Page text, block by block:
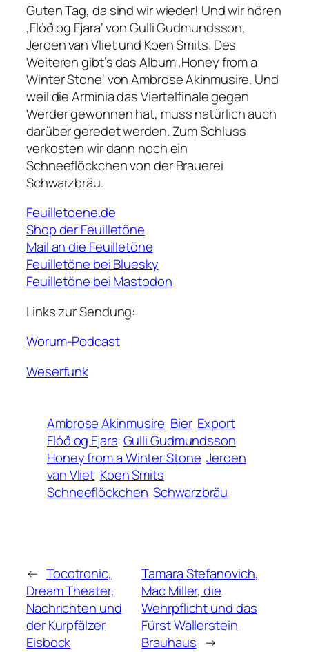
Guten Tag, da sind wir wieder! Und wir hören
‚Flóð og Fjara‘ von Gulli Gudmundsson,
Jeroen van Vliet und Koen Smits. Des
Weiteren gibt’s das Album ‚Honey from a
Winter Stone‘ von Ambrose Akinmusire. Und
weil die Arminia das Viertelfinale gegen
Werder gewonnen hat, muss natürlich auch
darüber geredet werden. Zum Schluss
verkosten wir dann noch ein
Schneeflöckchen von der Brauerei
Schwarzbräu.
Feuilletoene.de
Shop der Feuilletöne
Mail an die Feuilletöne
Feuilletöne bei Bluesky
Feuilletöne bei Mastodon
Links zur Sendung:
Worum-Podcast
Weserfunk
Ambrose Akinmusire Bier Export
Flóð og Fjara Gulli Gudmundsson
Honey from a Winter Stone Jeroen
van Vliet Koen Smits
Schneeflöckchen Schwarzbräu
← Tocotronic,
Dream Theater,
Nachrichten und
der Kurpfälzer
Eisbock
Tamara Stefanovich,
Mac Miller, die
Wehrpflicht und das
Fürst Wallerstein
Brauhaus →